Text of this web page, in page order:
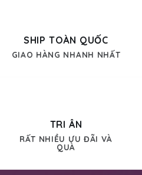
SHIP TOÀN QUỐC
GIAO HÀNG NHANH NHẤT
TRI ÂN
RẤT NHIỀU ƯU ĐÃI VÀ
QUÀ